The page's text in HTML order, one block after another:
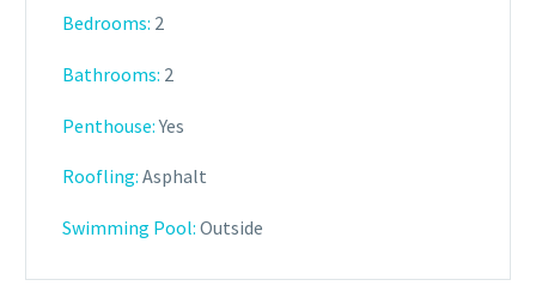
Bedrooms: 2
Bathrooms: 2
Penthouse:Yes
Roofling: Asphalt
Swimming Pool: Outside